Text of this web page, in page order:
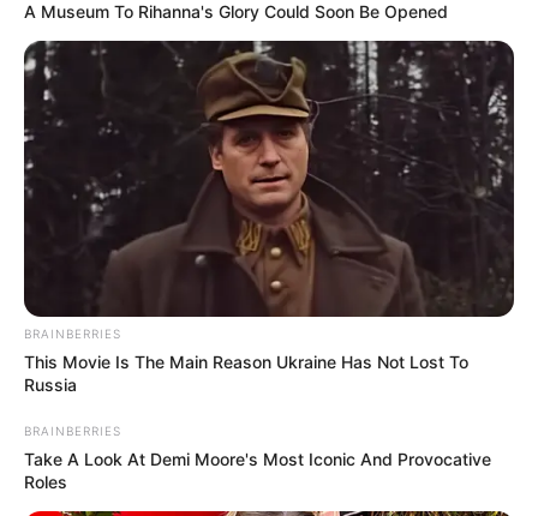
A Museum To Rihanna's Glory Could Soon Be Opened
BRAINBERRIES
This Movie Is The Main Reason Ukraine Has Not Lost To
Russia
BRAINBERRIES
Take A Look At Demi Moore's Most Iconic And Provocative
Roles